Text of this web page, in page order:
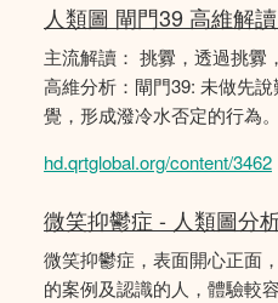
人類圖 閘門39 高維解
主流解讀： 挑釁，透過挑釁
高維分析：閘門39: 未做先
覺，形成潑冷水否定的行為。
hd.qrtglobal.org/content/3462
微笑抑鬱症 - 人類圖分
微笑抑鬱症，表面開心正面
的案例及認識的人，體驗較